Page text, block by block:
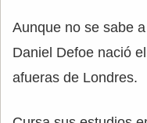
Aunque no se sabe
Daniel Defoe nació
afueras de Londres.